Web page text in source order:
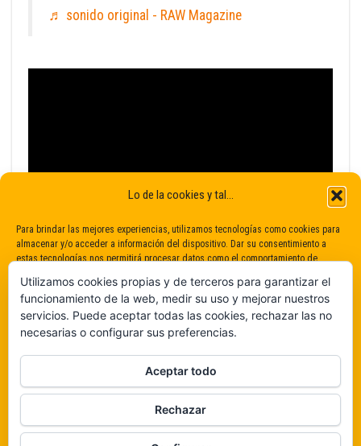
Lo de la cookies y tal...
Para brindar las mejores experiencias, utilizamos tecnologías como cookies para
almacenar y/o acceder a información del dispositivo. Dar su consentimiento a
estas tecnologías nos permitirá procesar datos como el comportamiento de
consentimiento puede afectar negativamente a determinadas características y
funciones.
De ninguna manera
Veámos que hay aquí
♬ sonido original - RAW Magazine
Utilizamos cookies propias y de terceros para garantizar el
funcionamiento de la web, medir su uso y mejorar nuestros
servicios. Puede aceptar todas las cookies, rechazar las no
necesarias o configurar sus preferencias.
Aceptar todo
Rechazar